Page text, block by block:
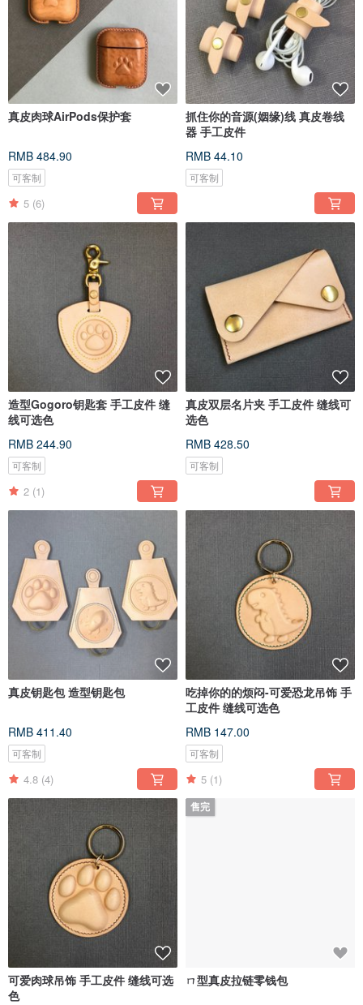
真皮肉球AirPods保护套
RMB 484.90
可客制
5 (6)
抓住你的音源(姻缘)线 真皮卷线
器 手工皮件
RMB 44.10
可客制
造型Gogoro钥匙套 手工皮件 缝
线可选色
RMB 244.90
可客制
2 (1)
真皮双层名片夹 手工皮件 缝线可
选色
RMB 428.50
可客制
真皮钥匙包 造型钥匙包
RMB 411.40
可客制
4.8 (4)
吃掉你的的烦闷-可爱恐龙吊饰 手
工皮件 缝线可选色
RMB 147.00
可客制
5 (1)
可爱肉球吊饰 手工皮件 缝线可选
色
售完
ㄇ型真皮拉链零钱包